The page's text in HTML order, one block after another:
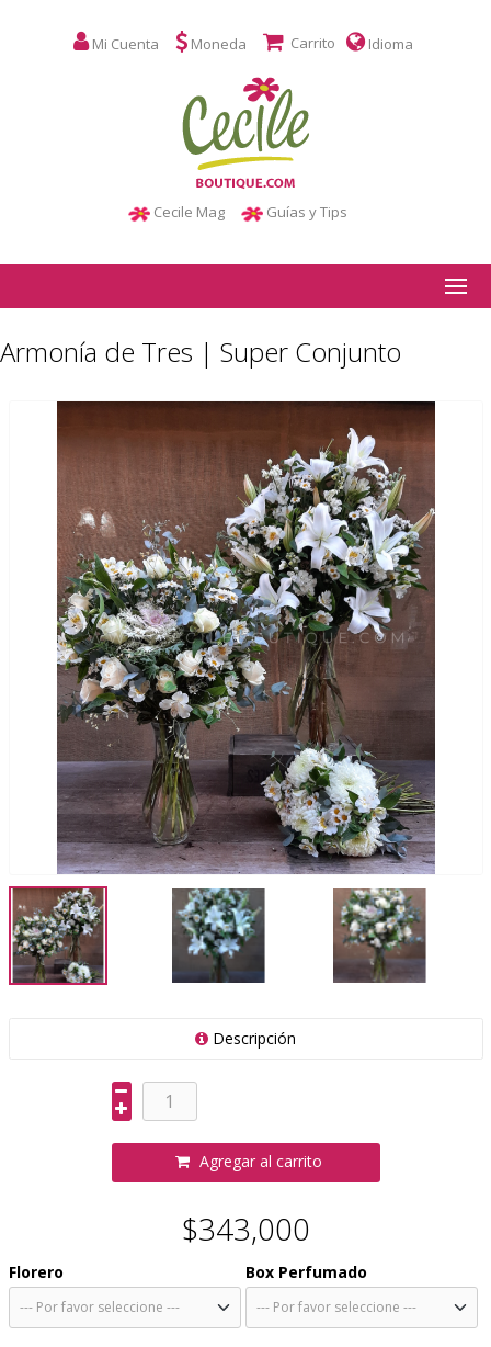
Mi Cuenta Moneda Carrito Idioma
Cecile Mag Guías y Tips
Armonía de Tres | Super Conjunto
Descripción
Agregar al carrito
$343,000
Florero Box Perfumado